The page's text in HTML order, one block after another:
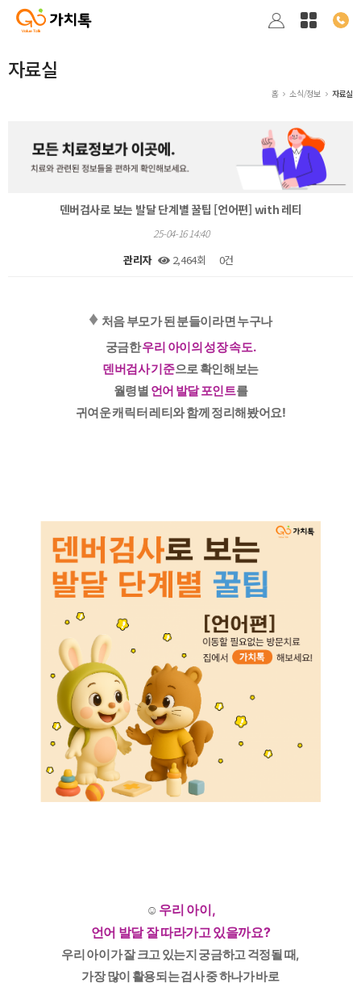
자료실
홈 소식/정보 자료실
덴버검사로 보는 발달 단계별 꿀팁 [언어편] with 레티
25-04-16 14:40
관리자 2,464회 0건
♦️ 처음 부모가 된 분들이라면 누구나
궁금한우리 아이의 성장 속도.
덴버검사 기준으로 확인해보는
월령별 언어 발달 포인트를
귀여운 캐릭터 레티와 함께 정리해봤어요!
☺️ 우리 아이,
언어 발달 잘 따라가고 있을까요?
우리 아이가 잘 크고 있는지 궁금하고 걱정될 때,
가장 많이 활용되는 검사 중 하나가 바로